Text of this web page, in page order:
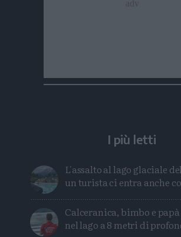
I più letti
L'assalto al lago glaciale
un turista ci entra anche
Calceranica, bimbo e
nel lago a 8 metri di